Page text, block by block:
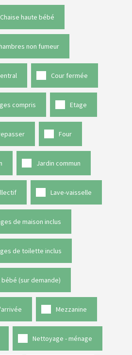
Chaise haute bébé
non fumeur
Cour fermée
compris Etage
Four
Jardin commun
Lave-vaisselle
de maison inclus
de toilette inclus
bébé (sur demande)
Mezzanine
Nettoyage - ménage